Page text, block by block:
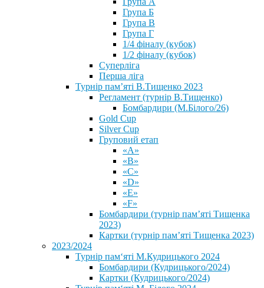
Група Б
Група В
Група Г
1/4 фіналу (кубок)
1/2 фіналу (кубок)
Суперліга
Перша ліга
Турнір пам’яті В.Тищенко 2023
Регламент (турнір В.Тищенко)
Бомбардири (М.Білого/26)
Gold Cup
Silver Cup
Груповий етап
«А»
«В»
«С»
«D»
«Е»
«F»
Бомбардири (турнір пам’яті Тищенка
2023)
Картки (турнір пам’яті Тищенка 2023)
2023/2024
⁨Турнір пам‘яті М.Кудрицького 2024
Бомбардири (Кудрицького/2024)
Картки (Кудрицького/2024)